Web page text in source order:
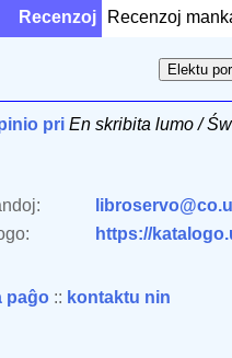
Recenzoj Recenzoj
pri En skribita lumo /
https://
paĝo :: kontaktu nin